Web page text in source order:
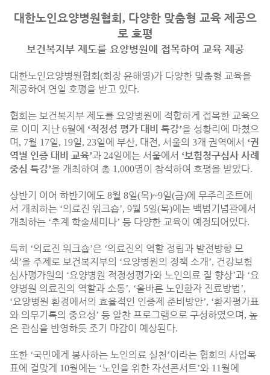
대한노인요양병원협회 , 다양한 맞춤형 교육 제공으
로 호평
보건복지부 제도를 요양병원에 접목하여 교육 제공
대한노인요양병원협회 (회장 윤해영)가 다양한 맞춤형 교육을
제공하여 연일 호평을 받고 있다.
협회는 보건복지부 제도를 요양병원에 적합하게 접목한 교육으
로 이미 지난 6월에 ‘적정성 평가 대비 특강’을 성황리에 마쳤으
며 , 7월 17일, 19일, 23일에 부산, 대전, 서울의 3개 권역에서 ‘권
역별 인증 대비 교육’과 24일에는 서울에서 ‘보험청구심사 사례
중심 특강’을 개최하여 총 1,000명이 참석하여 호평을 받았다.
상반기 이어 하반기에도 8월 8일(목)~9일(금)에 무주리조트에
서 개최하는 ‘의료진 워크숍’, 9월 5일(목)에는 백범기념관에서
개최하는 ‘추계 학술세미나’ 등 다양한 교육이 예정되어있다.
특히 ‘의료진 워크숍’은 ‘의료진의 역할 정립과 발전방향 모
색’을 주제로 보건복지부의 ‘요양병원의 정책 소개’, 건강보험
심사평가원의 ‘요양병원 적정성평가와 노인의료 질 향상’과 ‘요
양병원 의료진의 역할과 소통’, ‘올바른 노인환자 진료방법’,
‘요양병원 환경에서의 효율적인 인증제 준비방안’, ‘환자평가표
와 의무기록의 중요성’ 등 알찬 프로그램으로 구성하였으며 , 높
은 관심을 반영하듯 조기 마감이 예상된다.
또한 ‘국민에게 봉사하는 노인의료 실천’이라는 협회의 사업목
표에 걸맞게 10월에는 ‘노인을 위한 자선콘서트’와 11월에